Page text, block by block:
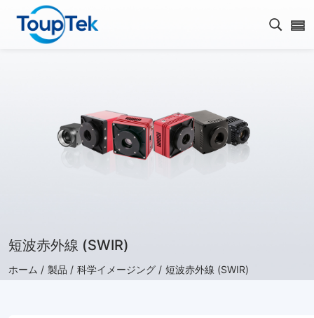
検索
短波赤外線 (SWIR)
ホーム / 製品 / 科学イメージング / 短波赤外線 (SWIR)